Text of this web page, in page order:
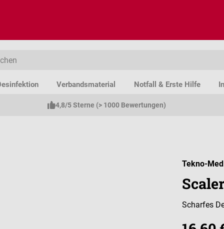
Verbandsmaterial Notfall & Erste Hilfe
4,8/5 Sterne (> 1000 Bewertungen)
Tekno-
Scharfes